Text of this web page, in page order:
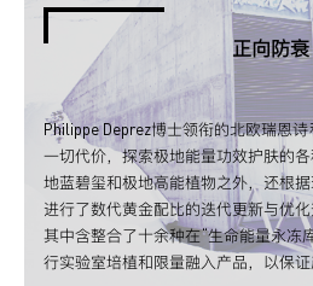
正向防衰
Philippe Deprez博士领衔的北欧瑞恩
一切代价，探索极地能量功效护肤的
地蓝碧玺和极地高能植物之外，还根据
进行了数代黄金配比的迭代更新与优
其中含整合了十余种在“生命能量永冻
行实验室培植和限量融入产品，以保证